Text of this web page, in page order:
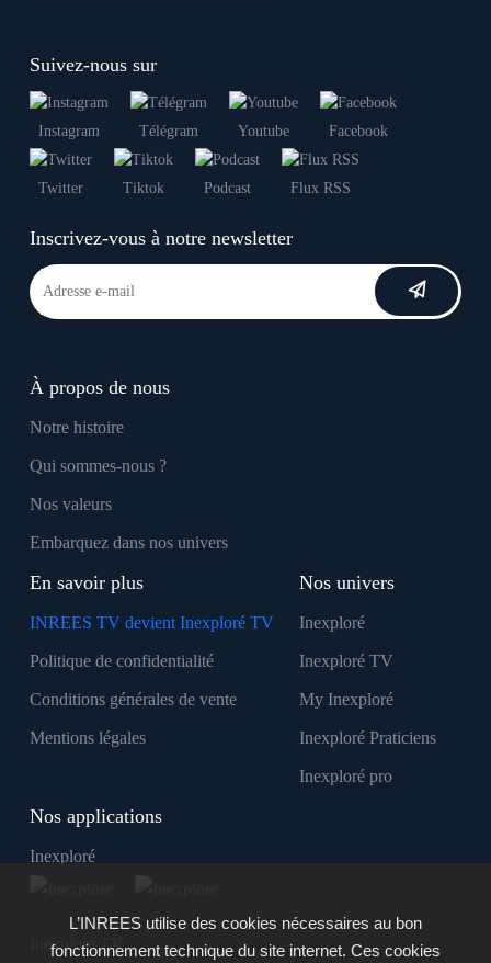
Suivez-nous sur
Instagram Télégram Youtube Facebook
Twitter Tiktok Podcast Flux RSS
Inscrivez-vous à notre newsletter
À propos de nous
Notre histoire
Qui sommes-nous ?
Nos valeurs
Embarquez dans nos univers
En savoir plus
INREES TV devient Inexploré TV
Politique de confidentialité
Conditions générales de vente
Mentions légales
Nos univers
Inexploré
Inexploré TV
My Inexploré
Inexploré Praticiens
Inexploré pro
Nos applications
Inexploré
Inexploré TV
L’INREES utilise des cookies nécessaires au bon
fonctionnement technique du site internet. Ces cookies